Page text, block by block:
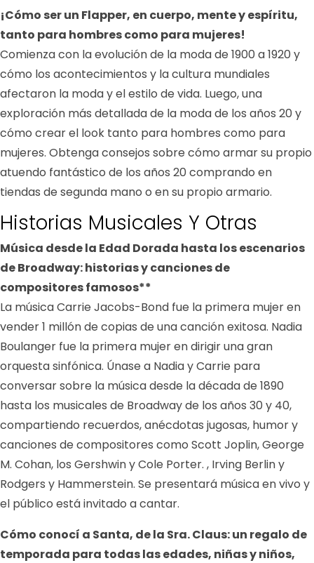
¡Cómo ser un Flapper, en cuerpo, mente y espíritu,
tanto para hombres como para mujeres!
Comienza con la evolución de la moda de 1900 a 1920 y
cómo los acontecimientos y la cultura mundiales
afectaron la moda y el estilo de vida. Luego, una
exploración más detallada de la moda de los años 20 y
cómo crear el look tanto para hombres como para
mujeres. Obtenga consejos sobre cómo armar su propio
atuendo fantástico de los años 20 comprando en
tiendas de segunda mano o en su propio armario.
Historias Musicales Y Otras
Música desde la Edad Dorada hasta los escenarios
de Broadway: historias y canciones de
compositores famosos**
La música Carrie Jacobs-Bond fue la primera mujer en
vender 1 millón de copias de una canción exitosa. Nadia
Boulanger fue la primera mujer en dirigir una gran
orquesta sinfónica. Únase a Nadia y Carrie para
conversar sobre la música desde la década de 1890
hasta los musicales de Broadway de los años 30 y 40,
compartiendo recuerdos, anécdotas jugosas, humor y
canciones de compositores como Scott Joplin, George
M. Cohan, los Gershwin y Cole Porter. , Irving Berlin y
Rodgers y Hammerstein. Se presentará música en vivo y
el público está invitado a cantar.
Cómo conocí a Santa, de la Sra. Claus: un regalo de
temporada para todas las edades, niñas y niños,